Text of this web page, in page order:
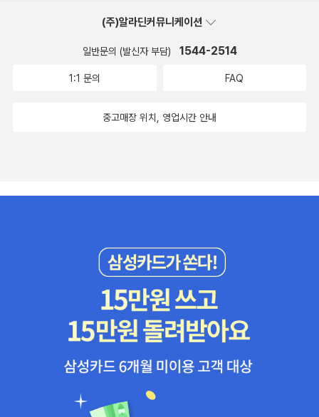
해졌을 거라 믿는다.그림책은 우리의 감성을 자극하는 좋은 촉매제이
다. 장애관련 그림책이다. 상상력을 자극하는 그림책 평
(주)알라딘커뮤니케이션
일반문의 (발신자 부담) 1544-2514
1:1 문의 FAQ
중고매장 위치, 영업시간 안내